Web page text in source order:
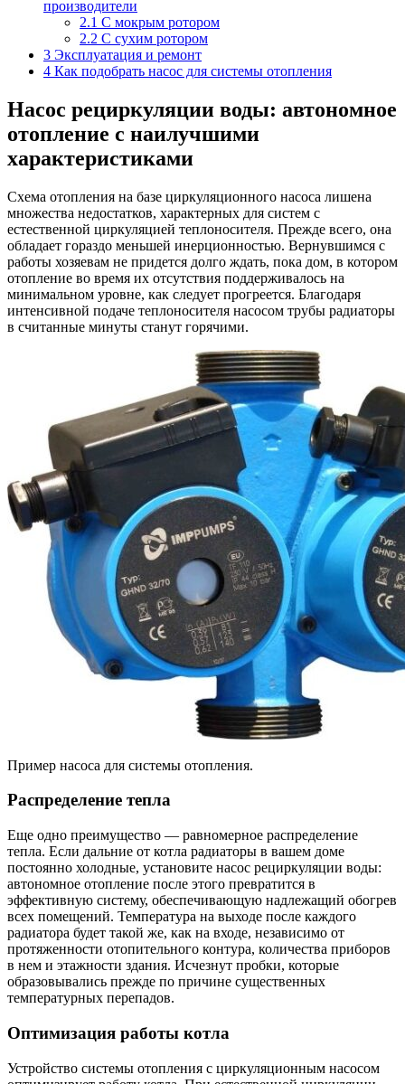
производители
2.1 С мокрым ротором
2.2 С сухим ротором
3 Эксплуатация и ремонт
4 Как подобрать насос для системы отопления
Насос рециркуляции воды: автономное
отопление с наилучшими
характеристиками
Схема отопления на базе циркуляционного насоса лишена
множества недостатков, характерных для систем с
естественной циркуляцией теплоносителя. Прежде всего, она
обладает гораздо меньшей инерционностью. Вернувшимся с
работы хозяевам не придется долго ждать, пока дом, в котором
отопление во время их отсутствия поддерживалось на
минимальном уровне, как следует прогреется. Благодаря
интенсивной подаче теплоносителя насосом трубы радиаторы
в считанные минуты станут горячими.
Пример насоса для системы отопления.
Распределение тепла
Еще одно преимущество — равномерное распределение
тепла. Если дальние от котла радиаторы в вашем доме
постоянно холодные, установите насос рециркуляции воды:
автономное отопление после этого превратится в
эффективную систему, обеспечивающую надлежащий обогрев
всех помещений. Температура на выходе после каждого
радиатора будет такой же, как на входе, независимо от
протяженности отопительного контура, количества приборов
в нем и этажности здания. Исчезнут пробки, которые
образовывались прежде по причине существенных
температурных перепадов.
Оптимизация работы котла
Устройство системы отопления с циркуляционным насосом